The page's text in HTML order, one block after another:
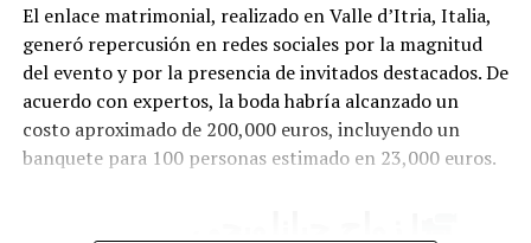
El enlace matrimonial, realizado en Valle d’Itria, Italia,
generó repercusión en redes sociales por la magnitud
del evento y por la presencia de invitados destacados. De
acuerdo con expertos, la boda habría alcanzado un
costo aproximado de 200,000 euros, incluyendo un
banquete para 100 personas estimado en 23,000 euros.